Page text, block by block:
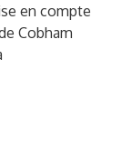
en compte
Cobham